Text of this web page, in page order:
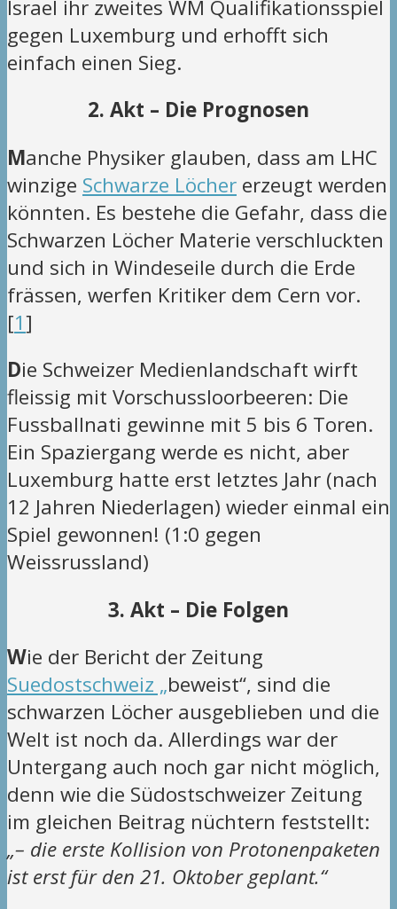
Israel ihr zweites WM Qualifikationsspiel
gegen Luxemburg und erhofft sich
einfach einen Sieg.
2. Akt – Die Prognosen
Manche Physiker glauben, dass am LHC
winzige Schwarze Löcher erzeugt werden
könnten. Es bestehe die Gefahr, dass die
Schwarzen Löcher Materie verschluckten
und sich in Windeseile durch die Erde
frässen, werfen Kritiker dem Cern vor.
[1]
Die Schweizer Medienlandschaft wirft
fleissig mit Vorschussloorbeeren: Die
Fussballnati gewinne mit 5 bis 6 Toren.
Ein Spaziergang werde es nicht, aber
Luxemburg hatte erst letztes Jahr (nach
12 Jahren Niederlagen) wieder einmal ein
Spiel gewonnen! (1:0 gegen
Weissrussland)
3. Akt – Die Folgen
Wie der Bericht der Zeitung
Suedostschweiz „beweist“, sind die
schwarzen Löcher ausgeblieben und die
Welt ist noch da. Allerdings war der
Untergang auch noch gar nicht möglich,
denn wie die Südostschweizer Zeitung
im gleichen Beitrag nüchtern feststellt:
„– die erste Kollision von Protonenpaketen
ist erst für den 21. Oktober geplant.“